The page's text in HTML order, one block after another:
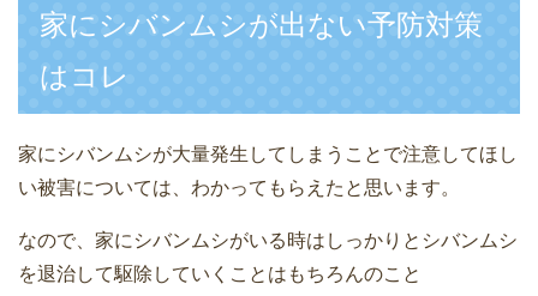
家にシバンムシが出ない予防対策
はコレ
家にシバンムシが大量発生してしまうことで注意してほし
い被害については、わかってもらえたと思います。
なので、家にシバンムシがいる時はしっかりとシバンムシ
を退治して駆除していくことはもちろんのこと